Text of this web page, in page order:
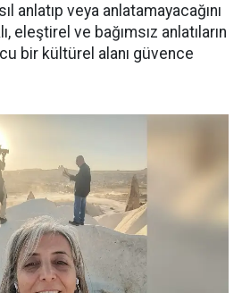
anlatıp veya anlatamayacağını
eleştirel ve bağımsız anlatıların
bir kültürel alanı güvence